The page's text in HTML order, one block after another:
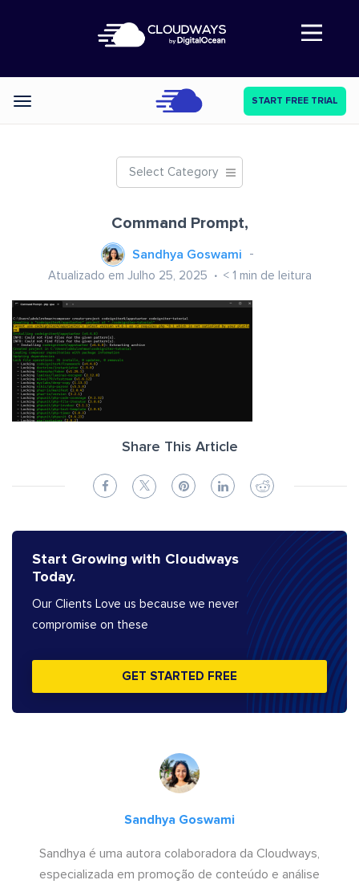
Abre a navegação
Categories START FREE TRIAL
Select Category
Command Prompt,
Sandhya Goswami
Atualizado em Julho 25, 2025 < 1 min de leitura
Share This Article
Start Growing with Cloudways
Today.
Our Clients Love us because we never
compromise on these
GET STARTED FREE
Sandhya Goswami
Sandhya é uma autora colaboradora da Cloudways,
especializada em promoção de conteúdo e análise